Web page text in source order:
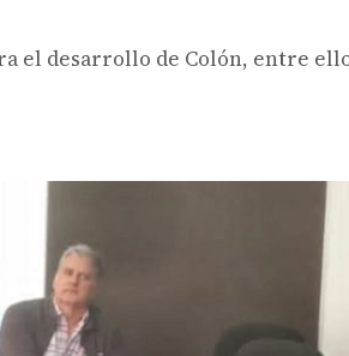
el desarrollo de Colón, entre